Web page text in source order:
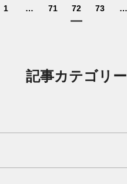
1 … 71 72 73 …
記事カテゴリー